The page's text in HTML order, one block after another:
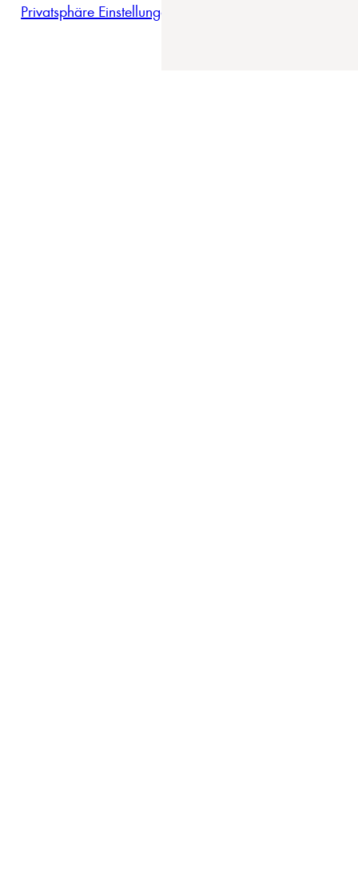
Privatsphäre Einstellungen